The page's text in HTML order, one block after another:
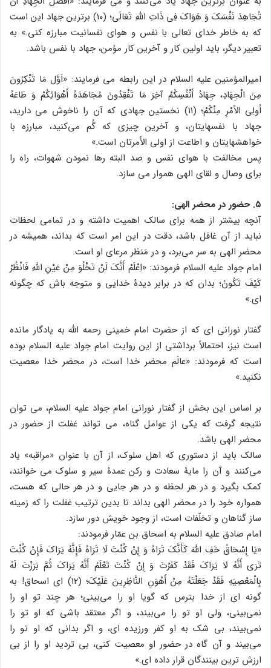
تُجَاهِدَ نَفْسَکَ وَ هَوَاکَ فِی ذَاتِ اللهِ تَعَالَی؛ (۱۰) برترین جهاد این است
که به خاطر خدای تعالی با نفس و هوای نفسانیت مبارزه کنی.» به
تعبیر دیگر، باید اولین کار و آخرین کار مؤمن، جهاد با نفس باشد.
امیرالمؤمنین علیه السلام در این رابطه می فرمایند: «اَوَّل مَا تَنْکِرُونَ
مِنَ الْجِهَادِ، جِهَادُ أَنْفُسِکُمْ آخِرَ مَا تَفْقِدُونَ مُجَاهَدَهُ أَهْوَائِکُمْ وَ طَاعَهُ
اُولِی الأمْرِ مِنْکُمْ؛ (۱۱) نخستین جهادی که آن را ناخوش می دارید،
جهاد با نفسهایتان، و آخرین چیزی که گُم می‌کنید، مبارزه با
خواهشهایتان و اطاعت از اولی الأمرتان است.»
پس مخالفت با هوای نفس و صد البته رها نمودن شهوات، راه را
برای وصال و لقای الهی هموار می سازد.
۵. حضور در محضر الهی:
آنچه بیشتر از همه برای سالک اهمیت داشته و در تمامی لحظات
نباید از آن غافل باشد، دقت در این امر است که بداند، همیشه در
محضر الهی به سر می‌برد، و در مَنظر مرعای او است.
امام جواد علیه السلام فرمودند: «اِعْلَمْ أَنَّکَ لَنْ تَخْلُوَ مِنْ عَیْنِ اللَّهِ فَانْظُرْ
کَیْفَ تَکُونُ؛ بدان که در برابر دیدۀ خدایی و متوجه باش که چگونه
ای.»
گفتار نورانی ای که از حضرت امام خمینی رحمه الله به یادگار مانده
است نیز، احتمالاً برداشتی از این روایت امام جواد علیه السلام بوده
است که فرمودند: «عالَم محضر خدا است، در محضر خدا معصیت
نکنید.»
بر اساس این بخش از گفتار نورانی امام جواد علیه السلام، می توان
نتیجه گرفت که یکی از عوامل گناه، می تواند غفلت از حضور در
محضر الهی باشد.
سالک باید از دستوری که اهل سلوک، از آن با عنوان «مراقبه» یاد
می‌کنند و آن را مایۀ سعادت و رکن عمدۀ سیر و سلوک می خوانند،
کمک بگیرد و در هر لحظه و در هر جایی و در هر حالی که هست،
همواره خود را در محضر الهی بداند تا بدین ترتیب غفلت را که زمینه
ساز گناهان و تخلّفات است، از وجود خویش دور سازد.
امام صادق علیه السلام به اسحاق بن عمّار فرمودند:
«یَا إِسْحَاقُ خَفِ اللَّهَ کَأَنَّکَ تَرَاهُ وَ إِنْ کُنْتَ لَا تَرَاهُ فَإِنَّهُ یَرَاکَ فَإِنْ کُنْتَ
تَرَى أَنَّهُ لَا یَرَاکَ فَقَدْ کَفَرْتَ وَ إِنْ کُنْتَ تَعْلَمُ أَنَّهُ یَرَاکَ ثُمَّ بَرَزْتَ لَهُ
بِالْمَعْصِیَهِ فَقَدْ جَعَلْتَهُ مِنْ أَهْوَنِ النَّاظِرِینَ عَلَیْکَ؛ (۱۲) ای اسحاق! به
گونه ای از خدا بترس که گویا او را می‌بینی؛ هر چند تو او را
نمی‌بینی، ولی او تو را می‌بیند، و اگر معتقد باشی که او تو را
نمی‌بیند، بی شک به او کفر ورزیده ای، و اگر بدانی که او تو را
می‌بیند و آن گاه در حضور او معصیت کنی، بی تردید او را از بی
ارزش ترین بینندگان قرار داده ای.»